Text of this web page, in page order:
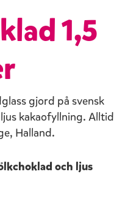
1,5
gjord på svensk
kakaofyllning. Alltid
Halland.
och ljus